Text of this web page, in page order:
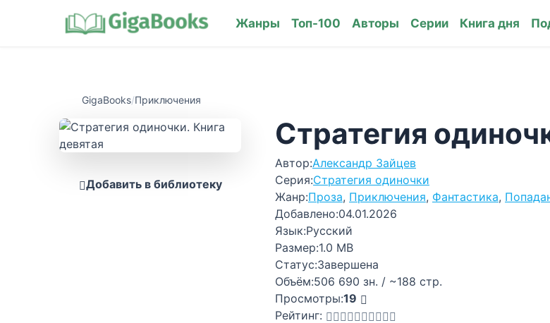
Жанры Топ-100 Авторы Серии Книга дня
GigaBooks/Приключения
Добавить в библиотеку
Стратегия
Автор:Александр Зайцев
Серия:Стратегия одиночки
Жанр:Проза, Приключения, Фантастика,
Добавлено:04.01.2026
Язык:Русский
Размер:1.0 MB
Статус:Завершена
Объём:506 690 зн. / ~188 стр.
Просмотры:19
Рейтинг: